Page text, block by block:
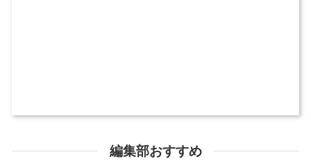
編集部おすすめ